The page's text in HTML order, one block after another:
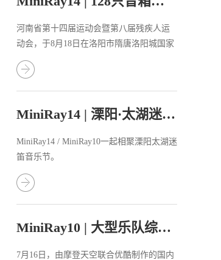
河南省第十四届运动会暨第八届残疾人运
动会，于8月18日在洛阳市隋唐洛阳城国家
遗址公园的应天门拉开帷幕。省委书记楼
阳生出席开幕式并宣布运动会开幕，省长
王凯致开幕词。
MiniRay14 | 溧阳·太湖迷笛音乐节
MiniRay14 / MiniRay10一起相聚溧阳太湖迷
笛音乐节。
MiniRay10 | 大型乐队综艺《草莓星球来的人》
7月16日，由摩登天空联合优酷制作的国内